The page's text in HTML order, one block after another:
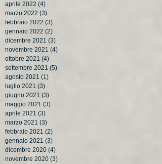
aprile 2022 (4)
marzo 2022 (3)
febbraio 2022 (3)
gennaio 2022 (2)
dicembre 2021 (3)
novembre 2021 (4)
ottobre 2021 (4)
settembre 2021 (5)
agosto 2021 (1)
luglio 2021 (3)
giugno 2021 (3)
maggio 2021 (3)
aprile 2021 (3)
marzo 2021 (3)
febbraio 2021 (2)
gennaio 2021 (3)
dicembre 2020 (4)
novembre 2020 (3)